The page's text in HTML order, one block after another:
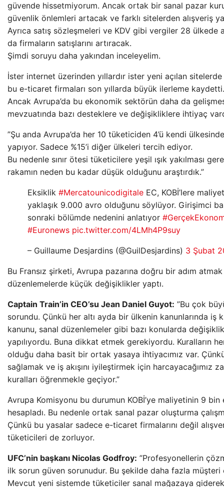
güvende hissetmiyorum. Ancak ortak bir sanal pazar
güvenlik önlemleri artacak ve farklı sitelerden alışveriş
Ayrıca satış sözleşmeleri ve KDV gibi vergiler 28 ülkede
da firmaların satışlarını artıracak.
Şimdi soruyu daha yakından inceleyelim.
İster internet üzerinden yıllardır ister yeni açılan sitelerde
bu e-ticaret firmaları son yıllarda büyük ilerleme kaydetti.
Ancak Avrupa’da bu ekonomik sektörün daha da
mevzuatında bazı desteklere ve değişikliklere ihtiyaç
”Şu anda Avrupa’da her 10 tüketiciden 4’ü kendi
yapıyor. Sadece %15’i diğer ülkeleri tercih ediyor.
Bu nedenle sınır ötesi tüketicilere yeşil ışık yakılması
rakamın neden bu kadar düşük olduğunu araştırdık.”
Eksiklik #Mercatounicodigitale EC, KOBİ’lere
yaklaşık 9.000 avro olduğunu söylüyor. Girişimci
sonraki bölümde nedenini anlatıyor
#Euronews pic.twitter.com/4LMh4P9suy
– Guillaume Desjardins (@GuilDesjardins) 3 Şubat
Bu Fransız şirketi, Avrupa pazarına doğru bir adım
düzenlemelerde küçük değişiklikler yaptı.
Captain Train’in CEO’su Jean Daniel Guyot: ”Bu çok
sorundu. Çünkü her altı ayda bir ülkenin kanunlarında iş
kanunu, sanal düzenlemeler gibi bazı konularda
yapılıyordu. Buna dikkat etmek gerekiyordu. Kuralların
olduğu daha basit bir ortak yasaya ihtiyacımız var.
sağlamak ve iş akışını iyileştirmek için harcayacağımız
kuralları öğrenmekle geçiyor.”
Avrupa Komisyonu bu durumun KOBİ’ye maliyetinin 9 bin
hesapladı. Bu nedenle ortak sanal pazar oluşturma
Çünkü bu yasalar sadece e-ticaret firmalarını değil
tüketicileri de zorluyor.
UFC’nin başkanı Nicolas Godfroy: ”Profesyonellerin
ilk sorun güven sorunudur. Bu şekilde daha fazla
Mevcut yeni sistemde tüketiciler sanal mağazaya